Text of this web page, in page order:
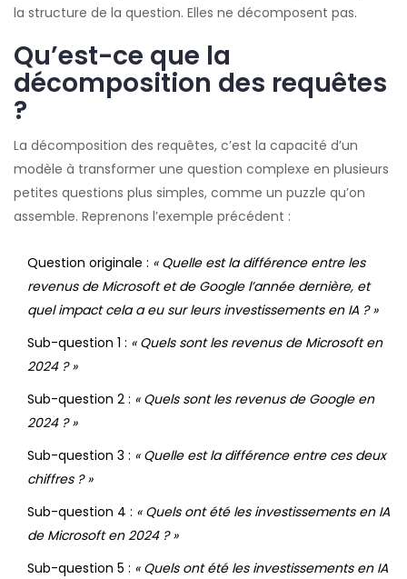
la structure de la question. Elles ne décomposent pas.
Qu’est-ce que la
décomposition des requêtes
?
La décomposition des requêtes, c’est la capacité d’un
modèle à transformer une question complexe en plusieurs
petites questions plus simples, comme un puzzle qu’on
assemble. Reprenons l’exemple précédent :
Question originale : « Quelle est la différence entre les
revenus de Microsoft et de Google l’année dernière, et
quel impact cela a eu sur leurs investissements en IA ? »
Sub-question 1 : « Quels sont les revenus de Microsoft en
2024 ? »
Sub-question 2 : « Quels sont les revenus de Google en
2024 ? »
Sub-question 3 : « Quelle est la différence entre ces deux
chiffres ? »
Sub-question 4 : « Quels ont été les investissements en IA
de Microsoft en 2024 ? »
Sub-question 5 : « Quels ont été les investissements en IA